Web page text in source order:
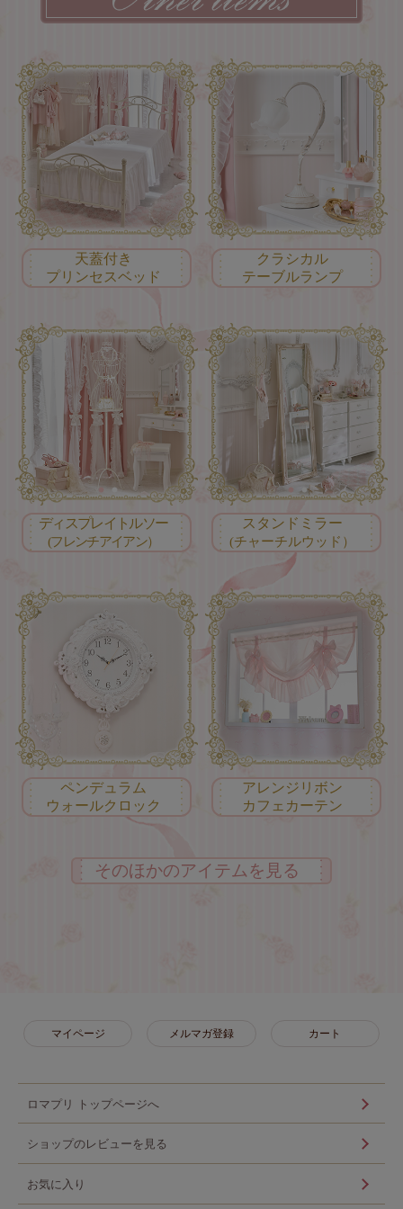
天蓋付き
プリンセスベッド
クラシカル
テーブルランプ
ディスプレイトルソー
(フレンチアイアン）
スタンドミラー
(チャーチルウッド）
ペンデュラム
ウォールクロック
アレンジリボン
カフェカーテン
そのほかのアイテムを見る
マイページ メルマガ登録 カート
ロマプリ トップページへ
ショップのレビューを見る
お気に入り